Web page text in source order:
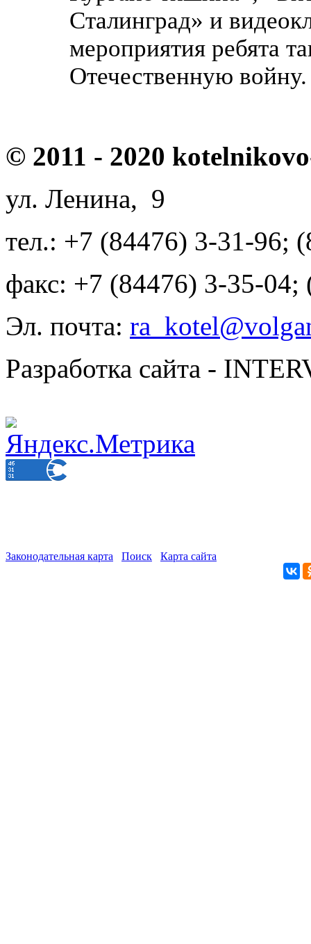
Сталинград» и
мероприятия ребята
Отечественную войну.
© 2011 - 2020
ул. Ленина, 9
тел.: +7 (84476) 3-31-96;
факс: +7 (84476) 3-35-04;
Эл. почта:
Разработка сайта -
Законодательная карта Поиск Карта сайта